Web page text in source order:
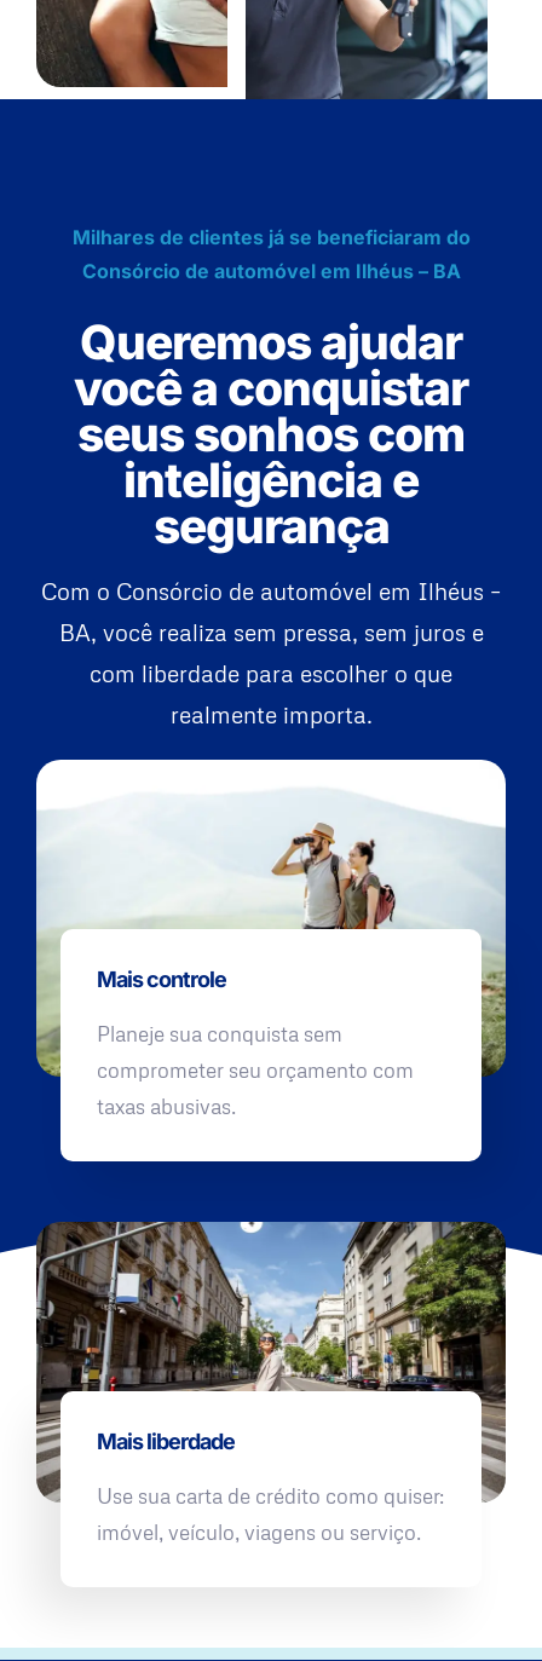
Milhares de clientes já se beneficiaram do
Consórcio de automóvel em Ilhéus – BA
Queremos ajudar
você a conquistar
seus sonhos com
inteligência e
segurança
Com o Consórcio de automóvel em Ilhéus –
BA, você realiza sem pressa, sem juros e
com liberdade para escolher o que
realmente importa.
Mais controle
Planeje sua conquista sem
comprometer seu orçamento com
taxas abusivas.
Mais liberdade
Use sua carta de crédito como quiser:
imóvel, veículo, viagens ou serviço.